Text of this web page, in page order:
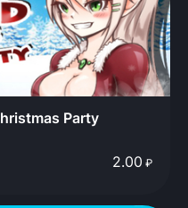
Party
2.00 ₽